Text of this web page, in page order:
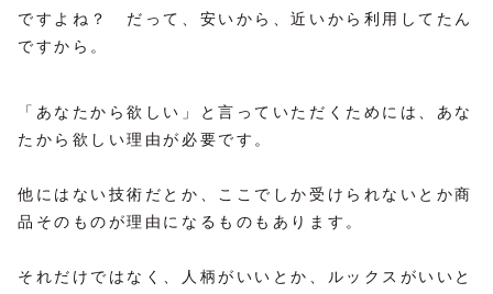
ですよね？ だって、安いから、近いから利用してたん
ですから。
「あなたから欲しい」と言っていただくためには、あな
たから欲しい理由が必要です。
他にはない技術だとか、ここでしか受けられないとか商
品そのものが理由になるものもあります。
それだけではなく、人柄がいいとか、ルックスがいいと